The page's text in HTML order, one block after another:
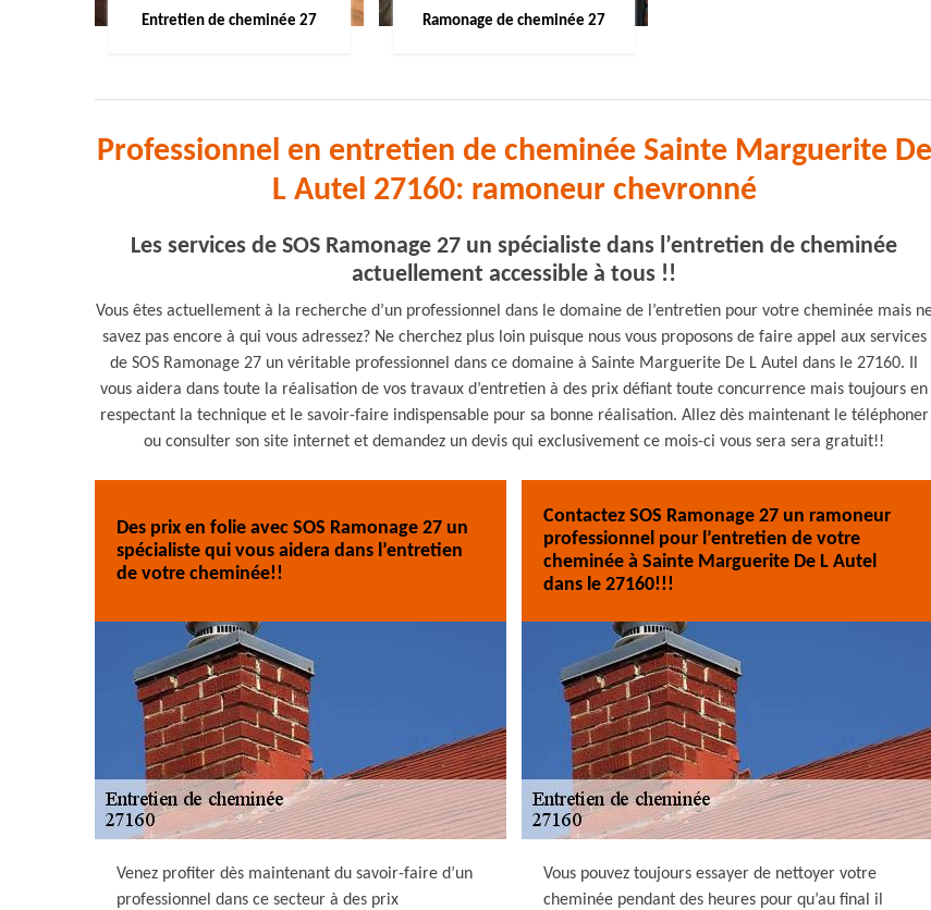
Entretien de cheminée 27 Ramonage de cheminée 27
Professionnel en entretien de cheminée Sainte Marguerite De
L Autel 27160: ramoneur chevronné
Les services de SOS Ramonage 27 un spécialiste dans l’entretien de cheminée
actuellement accessible à tous !!
Vous êtes actuellement à la recherche d’un professionnel dans le domaine de l’entretien pour votre cheminée mais
savez pas encore à qui vous adressez? Ne cherchez plus loin puisque nous vous proposons de faire appel aux services
de SOS Ramonage 27 un véritable professionnel dans ce domaine à Sainte Marguerite De L Autel dans le 27160. Il
vous aidera dans toute la réalisation de vos travaux d’entretien à des prix défiant toute concurrence mais toujours en
respectant la technique et le savoir-faire indispensable pour sa bonne réalisation. Allez dès maintenant le téléphoner
ou consulter son site internet et demandez un devis qui exclusivement ce mois-ci vous sera sera gratuit!!
Des prix en folie avec SOS Ramonage 27 un
spécialiste qui vous aidera dans l’entretien
de votre cheminée!!
Venez profiter dès maintenant du savoir-faire d’un
professionnel dans ce secteur à des prix
Contactez SOS Ramonage 27 un ramoneur
professionnel pour l’entretien de votre
cheminée à Sainte Marguerite De L Autel
dans le 27160!!!
Vous pouvez toujours essayer de nettoyer votre
cheminée pendant des heures pour qu’au final il